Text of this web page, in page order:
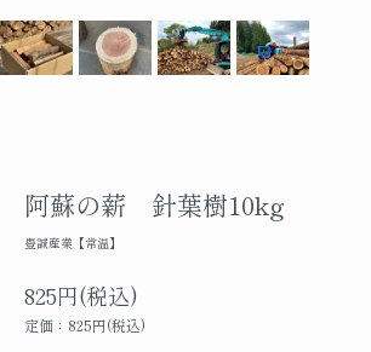
阿蘇の薪 針葉樹10kg
豊誠産業【常温】
825円(税込)
定価：825円(税込)